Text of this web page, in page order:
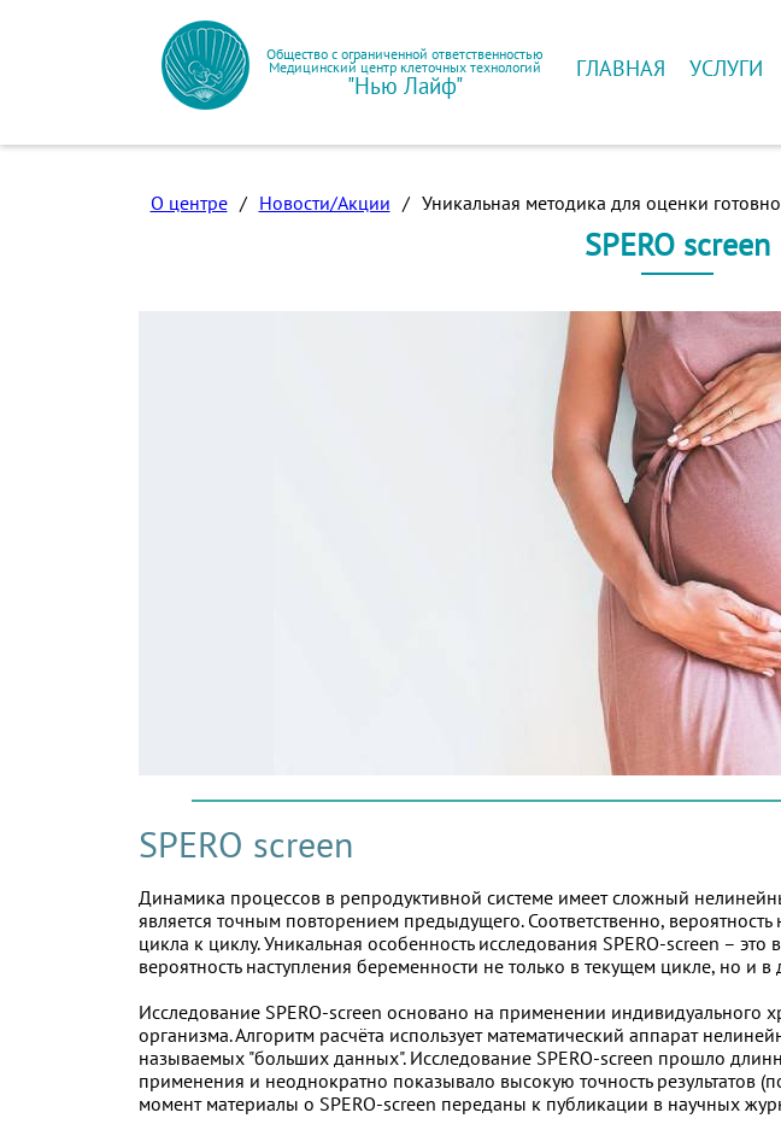
Общество с ограниченной ответственностью
Медицинский центр клеточных технологий
"Нью Лайф"
ГЛАВНАЯ УСЛУГИ
О центре / Новости/Акции / Уникальная методика для оценки
SPERO screen
SPERO screen
Динамика процессов в репродуктивной системе имеет сложный
является точным повторением предыдущего. Соответственно,
цикла к циклу. Уникальная особенность исследования SPERO-screen –
вероятность наступления беременности не только в текущем цикле, но и в
Исследование SPERO-screen основано на применении индивидуального
организма. Алгоритм расчёта использует математический аппарат
называемых "больших данных".Исследование SPERO-screen прошло
применения и неоднократно показывало высокую точность результатов
момент материалы о SPERO-screen переданы к публикации в научных